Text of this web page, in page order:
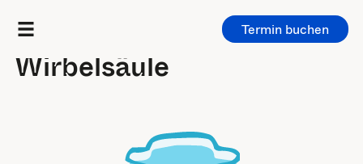
Termin buchen
Untersuchungen
Wirbelsäule